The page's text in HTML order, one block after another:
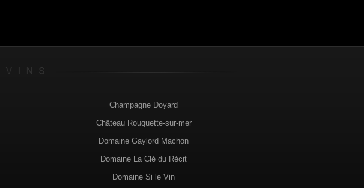
Champagne Doyard
Château Rouquette-sur-mer
Domaine Gaylord Machon
Domaine La Clé du Récit
Domaine Si le Vin